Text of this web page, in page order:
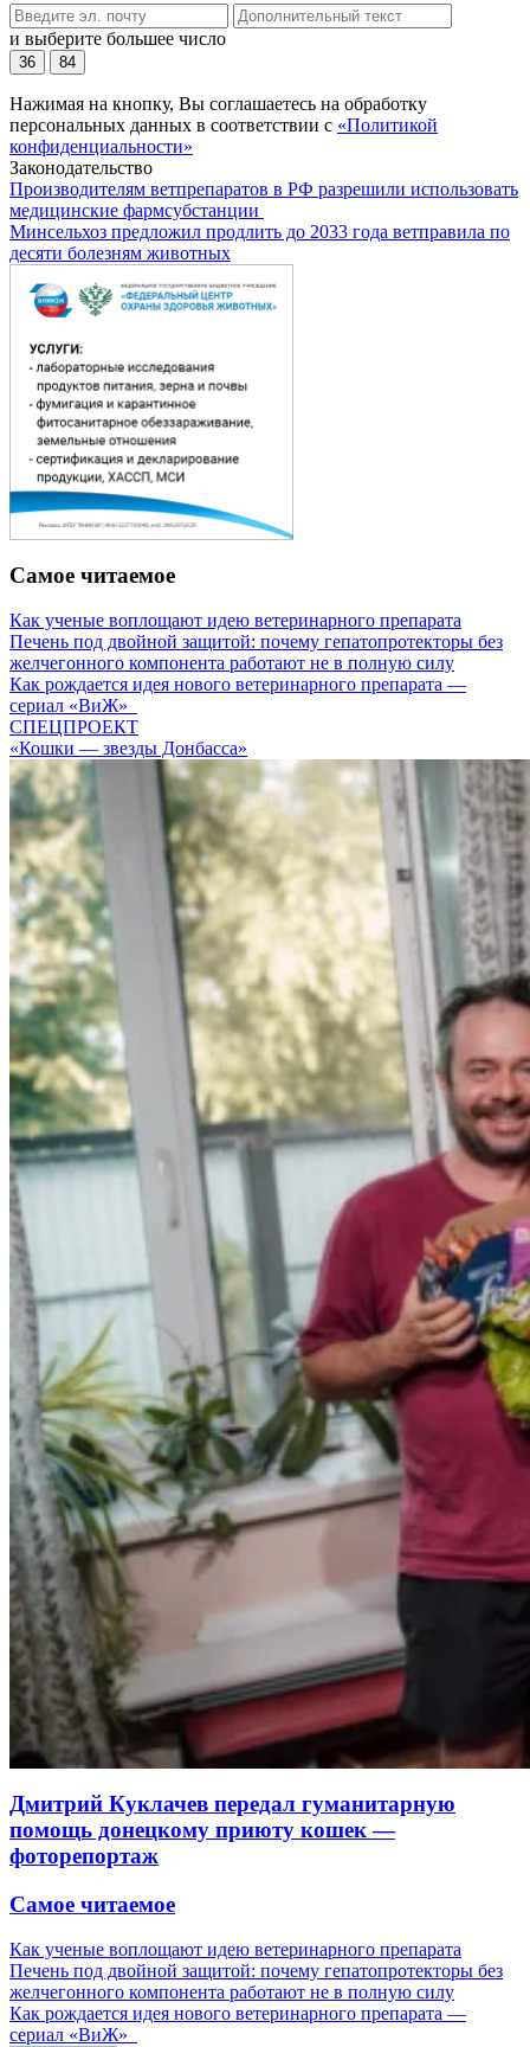
и выберите большее число
36 84
Нажимая на кнопку, Вы соглашаетесь на обработку
персональных данных в соответствии с «Политикой
конфиденциальности»
Законодательство
Производителям ветпрепаратов в РФ разрешили использовать
медицинские фармсубстанции
Минсельхоз предложил продлить до 2033 года ветправила по
десяти болезням животных
Самое читаемое
Как ученые воплощают идею ветеринарного препарата
Печень под двойной защитой: почему гепатопротекторы без
желчегонного компонента работают не в полную силу
Как рождается идея нового ветеринарного препарата —
сериал «ВиЖ»
СПЕЦПРОЕКТ
«Кошки — звезды Донбасса»
Дмитрий Куклачев передал гуманитарную
помощь донецкому приюту кошек —
фоторепортаж
Самое читаемое
Как ученые воплощают идею ветеринарного препарата
Печень под двойной защитой: почему гепатопротекторы без
желчегонного компонента работают не в полную силу
Как рождается идея нового ветеринарного препарата —
сериал «ВиЖ»